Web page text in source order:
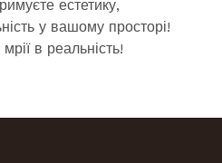
естетику,
у вашому просторі!
в реальність!